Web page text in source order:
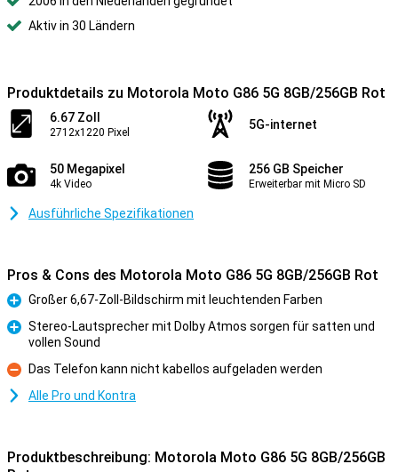
Aktiv in 30 Ländern
Produktdetails zu Motorola Moto G86 5G 8GB/256GB Rot
6.67 Zoll
2712x1220 Pixel
5G-internet
50 Megapixel
4k Video
256 GB Speicher
Erweiterbar mit Micro SD
Ausführliche Spezifikationen
Pros & Cons des Motorola Moto G86 5G 8GB/256GB Rot
Pro
Großer 6,67-Zoll-Bildschirm mit leuchtenden Farben
Stereo-Lautsprecher mit Dolby Atmos sorgen für satten und
vollen Sound
Kontra
Das Telefon kann nicht kabellos aufgeladen werden
Alle Pro und Kontra
Produktbeschreibung: Motorola Moto G86 5G 8GB/256GB